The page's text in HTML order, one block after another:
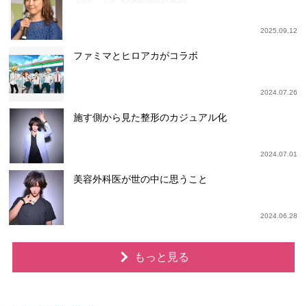
2025.09.12
ファミマとヒロアカがコラボ
2024.07.26
施す側から見た整形のカジュアル化
2024.07.01
美容外科医が世の中に思うこと
2024.06.28
もっと見る